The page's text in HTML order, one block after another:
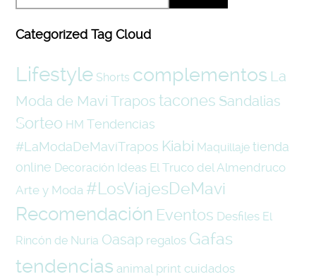
Categorized Tag Cloud
Lifestyle Shorts complementos La
Moda de Mavi Trapos tacones Sandalias
Sorteo HM Tendencias
#LaModaDeMaviTrapos Kiabi Maquillaje tienda
online Decoración Ideas El Truco del Almendruco
Arte y Moda #LosViajesDeMavi
Recomendación Eventos Desfiles El
Rincón de Nuria Oasap regalos Gafas
tendencias animal print cuidados